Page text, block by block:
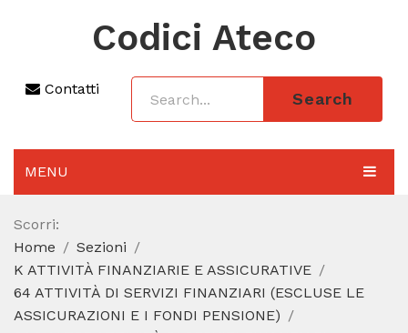
Codici Ateco
Contatti
Search
MENU
AGGIORNAMENTO 2025
SEZIONI
CODICE ATECO A COSA SERVE
REGIME FORFETTARIO
Scorri:
Home
Sezioni
K ATTIVITÀ FINANZIARIE E ASSICURATIVE
64 ATTIVITÀ DI SERVIZI FINANZIARI (ESCLUSE LE
ASSICURAZIONI E I FONDI PENSIONE)